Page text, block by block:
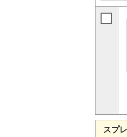
スプ